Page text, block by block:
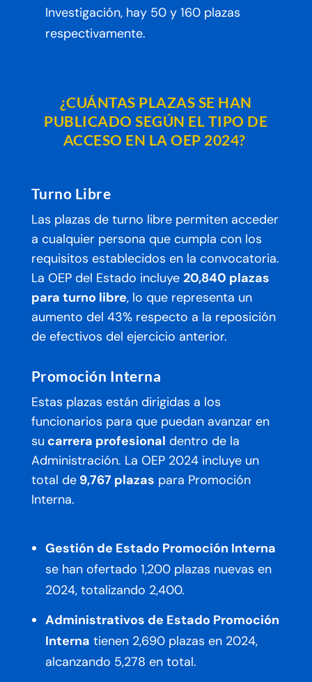
Investigación, hay 50 y 160 plazas
respectivamente.
¿CUÁNTAS PLAZAS SE HAN
PUBLICADO SEGÚN EL TIPO DE
ACCESO EN LA OEP 2024?
Turno Libre
Las plazas de turno libre permiten acceder
a cualquier persona que cumpla con los
requisitos establecidos en la convocatoria.
La OEP del Estado incluye 20,840 plazas
para turno libre, lo que representa un
aumento del 43% respecto a la reposición
de efectivos del ejercicio anterior.
Promoción Interna
Estas plazas están dirigidas a los
funcionarios para que puedan avanzar en
su carrera profesional dentro de la
Administración. La OEP 2024 incluye un
total de9,767 plazas para Promoción
Interna.
Gestión de Estado Promoción Interna
se han ofertado 1,200 plazas nuevas en
2024, totalizando 2,400.
Administrativos de Estado Promoción
Interna tienen 2,690 plazas en 2024,
alcanzando 5,278 en total.